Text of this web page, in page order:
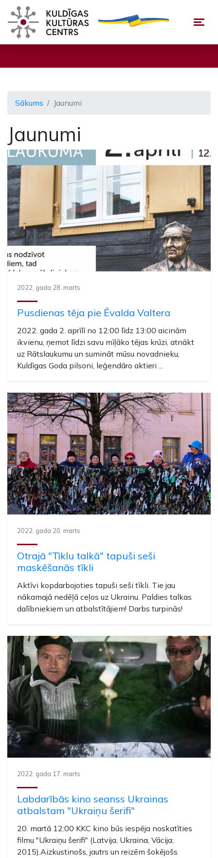
Sākums Jaunumi
Jaunumi
2022. gada 28. marts
Pusdienas tēja pie Ēvalda Valtera
2022. gada 2. aprīlī no 12:00 līdz 13:00 aicinām
ikvienu, ņemot līdzi savu mīļāko tējas krūzi, atnākt
uz Rātslaukumu un sumināt mūsu novadnieku,
Kuldīgas Goda pilsoni, leģendāro aktieri ...
2022. gada 20. marts
Otrajā "Tīklu talkā" tapuši seši
maskēšanās tīkli
Aktīvi kopdarbojoties tapuši seši tīkli. Tie jau
nākamajā nedēļā ceļos uz Ukrainu. Paldies talkas
dalībniekiem un atbalstītājiem! Darbs turpinās!
2022. gada 17. marts
Labdarībās kino seanss Ukrainas
atbalstam "Ukraiņu šerifi"
20. martā 12:00 KKC kino būs iespēja noskatīties
filmu "Ukraiņu šerifi" (Latvija, Ukraina, Vācija;
2015).Aizkustinošs, jautrs un reizēm šokējošs